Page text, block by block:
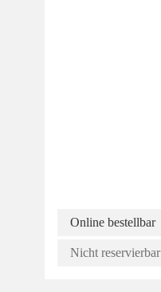
Online bestellbar
Nicht reservierbar